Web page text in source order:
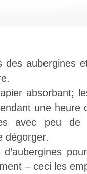
des aubergines
absorbant;
une heure
avec peu
dégorger.
– ceci les